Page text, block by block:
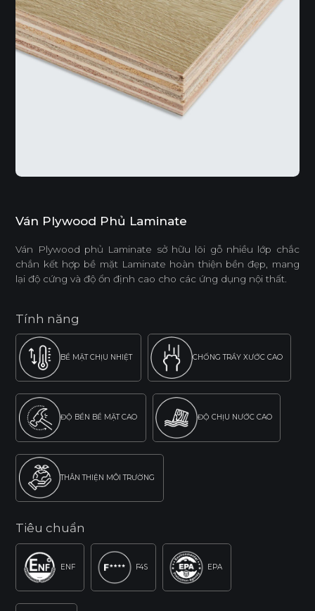
Ván Plywood Phủ Laminate
Ván Plywood phủ Laminate sở hữu lõi gỗ nhiều lớp chắc
chắn kết hợp bề mặt Laminate hoàn thiện bền đẹp, mang
lại độ cứng và độ ổn định cao cho các ứng dụng nội thất.
Tính năng
BỀ MẶT CHỊU NHIỆT CHỐNG TRẦY XƯỚC CAO
ĐỘ BỀN BỀ MẶT CAO ĐỘ CHỊU NƯỚC CAO
THÂN THIỆN MÔI TRƯỜNG
Tiêu chuẩn
ENF F4S EPA